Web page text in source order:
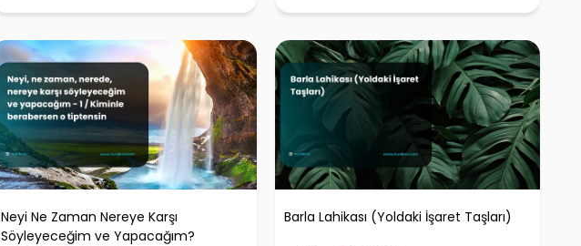
Neyi Ne Zaman Nereye Karşı
Söyleyeceğim ve Yapacağım?
Barla Lahikası (Yoldaki İşaret Taşları)